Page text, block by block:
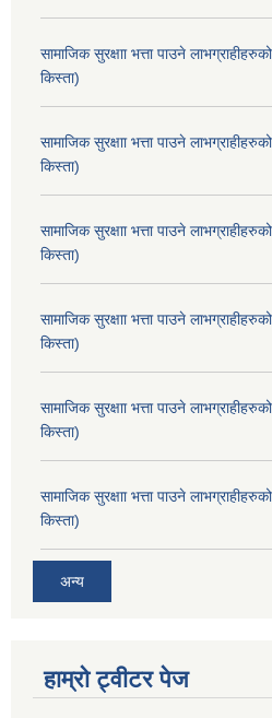
सामाजिक सुरक्षाा भत्ता पाउने
किस्ता)
सामाजिक सुरक्षाा भत्ता पाउने
किस्ता)
सामाजिक सुरक्षाा भत्ता पाउने
किस्ता)
सामाजिक सुरक्षाा भत्ता पाउने
किस्ता)
सामाजिक सुरक्षाा भत्ता पाउने
किस्ता)
सामाजिक सुरक्षाा भत्ता पाउने
किस्ता)
अन्य
हाम्रो ट्वीटर पेज